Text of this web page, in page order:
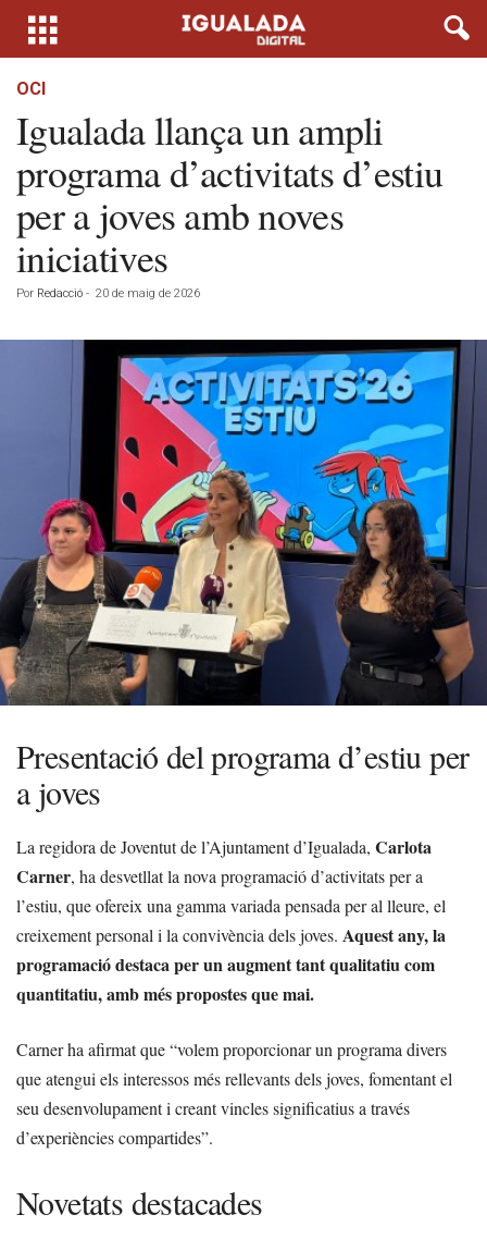
OCI
Igualada llança un ampli
programa d’activitats d’estiu
per a joves amb noves
iniciatives
Por Redacció - 20 de maig de 2026
Presentació del programa d’estiu per
a joves
La regidora de Joventut de l’Ajuntament d’Igualada, Carlota
Carner, ha desvetllat la nova programació d’activitats per a
l’estiu, que ofereix una gamma variada pensada per al lleure, el
creixement personal i la convivència dels joves. Aquest any, la
programació destaca per un augment tant qualitatiu com
quantitatiu, amb més propostes que mai.
Carner ha afirmat que “volem proporcionar un programa divers
que atengui els interessos més rellevants dels joves, fomentant el
seu desenvolupament i creant vincles significatius a través
d’experiències compartides”.
Novetats destacades